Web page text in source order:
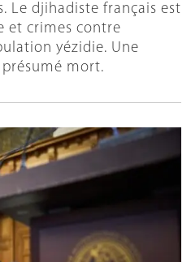
Le djihadiste français est
et crimes contre
yézidie. Une
présumé mort.